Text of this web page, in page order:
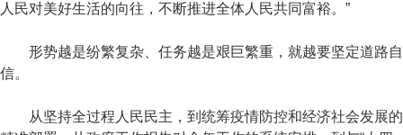
人民对美好生活的向往，不断推进全体人民共同富裕。”
形势越是纷繁复杂、任务越是艰巨繁重，就越要坚定道路自
信。
从坚持全过程人民民主，到统筹疫情防控和经济社会发展的